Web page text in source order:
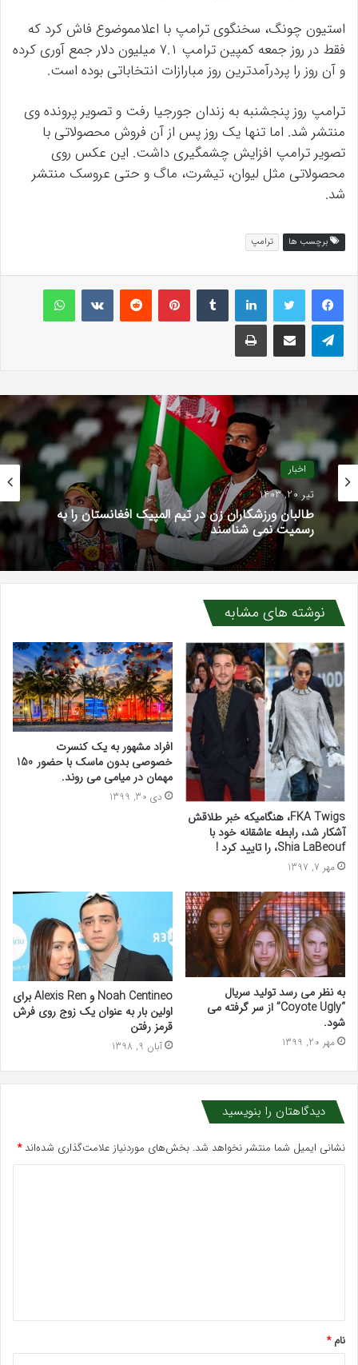
استیون چونگ، سخنگوی ترامپ با اعلامموضوع فاش کرد که
فقط در روز جمعه کمپین ترامپ ۷.۱ میلیون دلار جمع آوری کرده
و آن‌ روز را پردرآمدترین روز مبارازات انتخاباتی بوده است.
ترامپ روز پنجشنبه به زندان جورجیا رفت و تصویر پرونده وی
منتشر شد. اما تنها یک روز پس از آن فروش محصولاتی با
تصویر ترامپ افزایش چشمگیری داشت. این عکس روی
محصولاتی مثل لیوان، تیشرت، ماگ و حتی عروسک‌ منتشر
شد.
برچسب ها ترامپ
لینکداینتامبلر پینتریستReddit
VKontakteواتس آپ
تلگرام اشتراک گذاری با ایمیل چاپ
اخبار
تیر 20, 1403
طالبان ورزشکاران زن در تیم المپیک افغانستان را به
رسمیت نمی شناسند
نوشته های مشابه
FKA Twigs، هنگامیکه خبر طلاقش
آشکار شد، رابطه عاشقانه خود با
Shia LaBeouf، را تایید کرد !
مهر 7, 1397
افراد مشهور به یک کنسرت
خصوصی بدون ماسک با حضور 150
مهمان در میامی می روند.
دی 30, 1399
به نظر می رسد تولید سریال
“Coyote Ugly” از سر گرفته می
شود.
مهر 20, 1399
Noah Centineo و Alexis Ren برای
اولین بار به عنوان یک زوج روی فرش
قرمز رفتن
آبان 9, 1398
دیدگاهتان را بنویسید
نشانی ایمیل شما منتشر نخواهد شد. بخش‌های موردنیاز علامت‌گذاری شده‌اند*
*
نام*